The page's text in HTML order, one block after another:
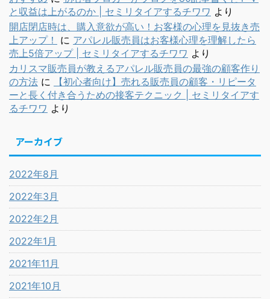
と収益は上がるのか | セミリタイアするチワワ より
開店閉店時は、購入意欲が高い！お客様の心理を見抜き売
上アップ！
に アパレル販売員はお客様心理を理解したら
売上5倍アップ | セミリタイアするチワワ より
カリスマ販売員が教えるアパレル販売員の最強の顧客作り
の方法 に
【初心者向け】売れる販売員の顧客・リピータ
ーと長く付き合うための接客テクニック | セミリタイアす
るチワワ より
アーカイブ
2022年8月
2022年3月
2022年2月
2022年1月
2021年11月
2021年10月